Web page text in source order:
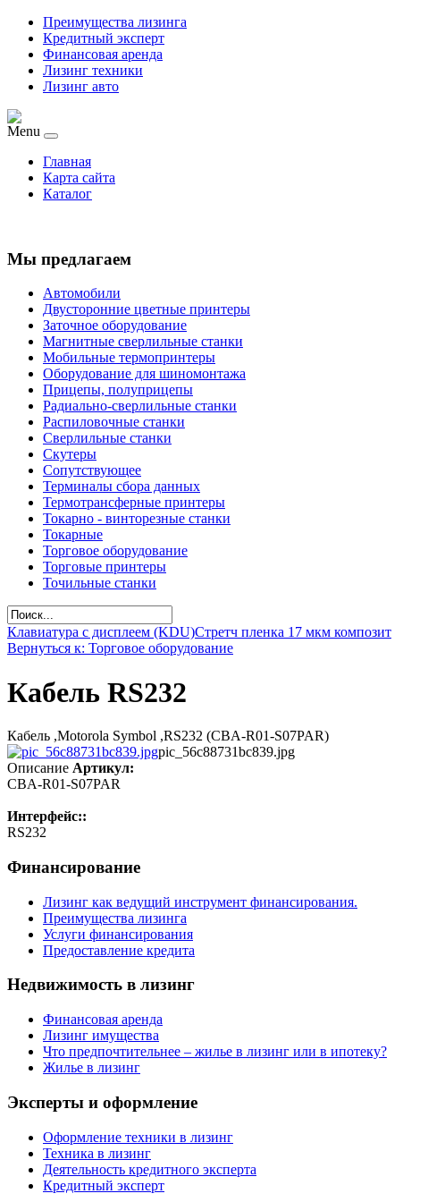
Преимущества лизинга
Кредитный эксперт
Финансовая аренда
Лизинг техники
Лизинг авто
Menu
Главная
Карта сайта
Каталог
Мы предлагаем
Автомобили
Двусторонние цветные принтеры
Заточное оборудование
Магнитные сверлильные станки
Мобильные термопринтеры
Оборудование для шиномонтажа
Прицепы, полуприцепы
Радиально-сверлильные станки
Распиловочные станки
Сверлильные станки
Скутеры
Сопутствующее
Терминалы сбора данных
Термотрансферные принтеры
Токарно - винторезные станки
Токарные
Торговое оборудование
Торговые принтеры
Точильные станки
Клавиатура с дисплеем (KDU)Стретч пленка 17 мкм композит
Вернуться к: Торговое оборудование
Кабель RS232
Кабель ,Motorola Symbol ,RS232 (CBA-R01-S07PAR)
pic_56c88731bc839.jpg
Описание Артикул:
CBA-R01-S07PAR
Интерфейс::
RS232
Финансирование
Лизинг как ведущий инструмент финансирования.
Преимущества лизинга
Услуги финансирования
Предоставление кредита
Недвижимость в лизинг
Финансовая аренда
Лизинг имущества
Что предпочтительнее – жилье в лизинг или в ипотеку?
Жилье в лизинг
Эксперты и оформление
Оформление техники в лизинг
Техника в лизинг
Деятельность кредитного эксперта
Кредитный эксперт